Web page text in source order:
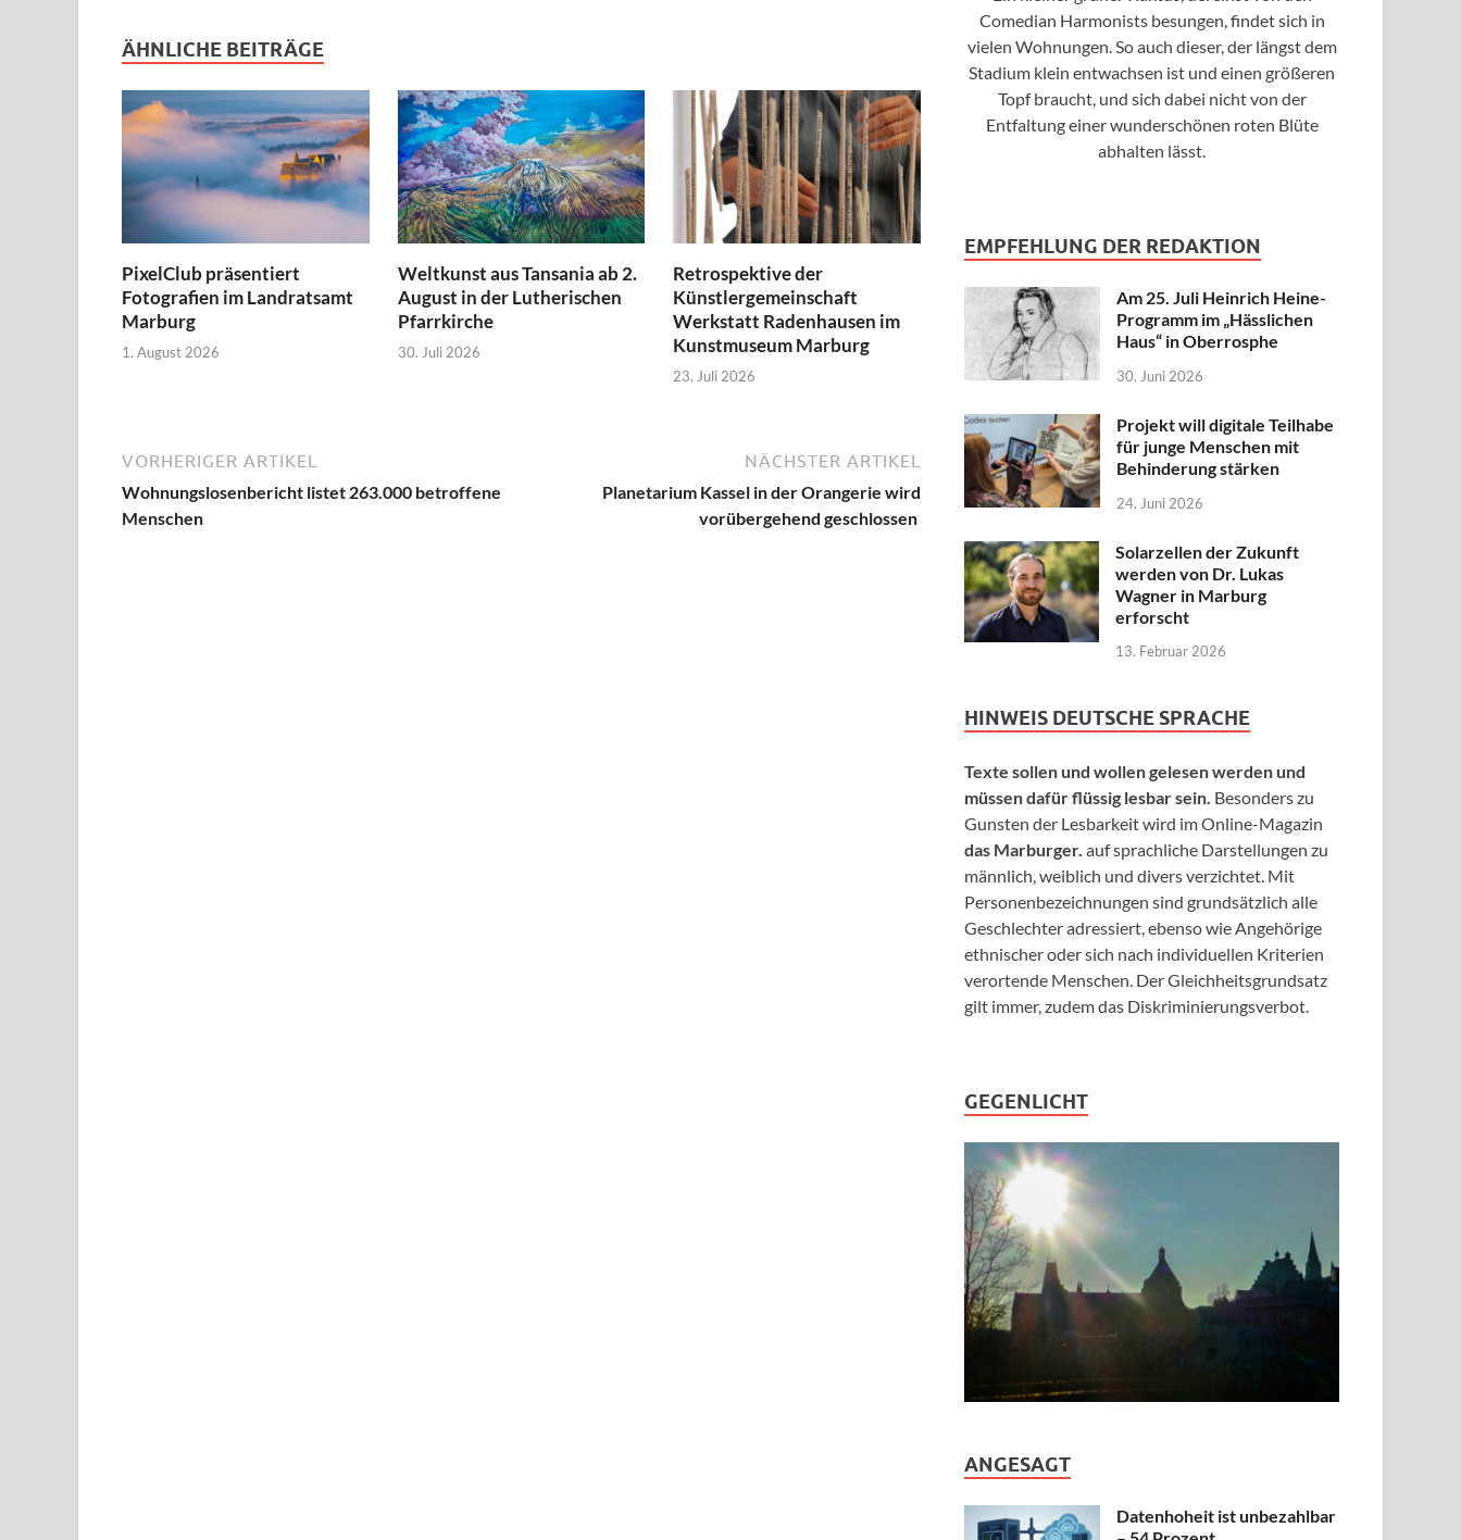
ÄHNLICHE BEITRÄGE
PixelClub präsentiert
Fotografien im Landratsamt
Marburg
1. August 2026
Weltkunst aus Tansania ab 2.
August in der Lutherischen
Pfarrkirche
30. Juli 2026
Retrospektive der
Künstlergemeinschaft
Werkstatt Radenhausen im
Kunstmuseum Marburg
23. Juli 2026
VORHERIGER ARTIKEL
Wohnungslosenbericht listet 263.000 betroffene
Menschen
NÄCHSTER ARTIKEL
Planetarium Kassel in der Orangerie wird
vorübergehend geschlossen
Comedian Harmonists besungen, findet sich in
vielen Wohnungen. So auch dieser, der längst dem
Stadium klein entwachsen ist und einen größeren
Topf braucht, und sich dabei nicht von der
Entfaltung einer wunderschönen roten Blüte
abhalten lässt.
EMPFEHLUNG DER REDAKTION
Am 25. Juli Heinrich Heine-
Programm im „Hässlichen
Haus“ in Oberrosphe
30. Juni 2026
Projekt will digitale Teilhabe
für junge Menschen mit
Behinderung stärken
24. Juni 2026
Solarzellen der Zukunft
werden von Dr. Lukas
Wagner in Marburg
erforscht
13. Februar 2026
HINWEIS DEUTSCHE SPRACHE
Texte sollen und wollen gelesen werden und
müssen dafür flüssig lesbar sein. Besonders zu
Gunsten der Lesbarkeit wird im Online-Magazin
das Marburger. auf sprachliche Darstellungen zu
männlich, weiblich und divers verzichtet. Mit
Personenbezeichnungen sind grundsätzlich alle
Geschlechter adressiert, ebenso wie Angehörige
ethnischer oder sich nach individuellen Kriterien
verortende Menschen. Der Gleichheitsgrundsatz
gilt immer, zudem das Diskriminierungsverbot.
GEGENLICHT
ANGESAGT
Datenhoheit ist unbezahlbar